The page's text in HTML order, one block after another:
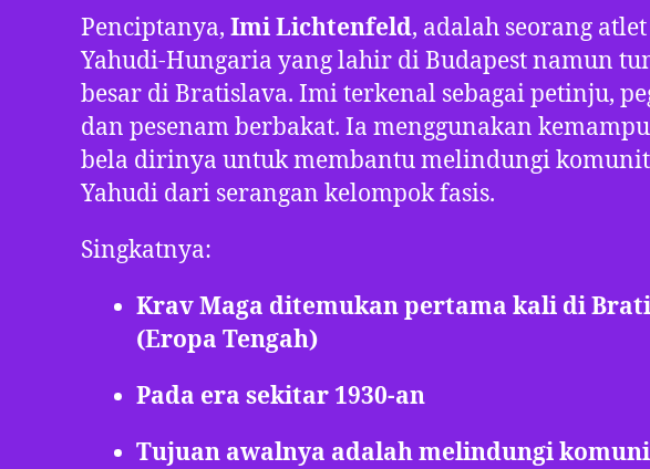
Penciptanya, Imi Lichtenfeld, adalah seorang atlet
Yahudi-Hungaria yang lahir di Budapest namun
besar di Bratislava. Imi terkenal sebagai petinju,
dan pesenam berbakat. Ia menggunakan
bela dirinya untuk membantu melindungi
Yahudi dari serangan kelompok fasis.
Singkatnya:
Krav Maga ditemukan pertama kali di
(Eropa Tengah)
Pada era sekitar 1930-an
Tujuan awalnya adalah melindungi